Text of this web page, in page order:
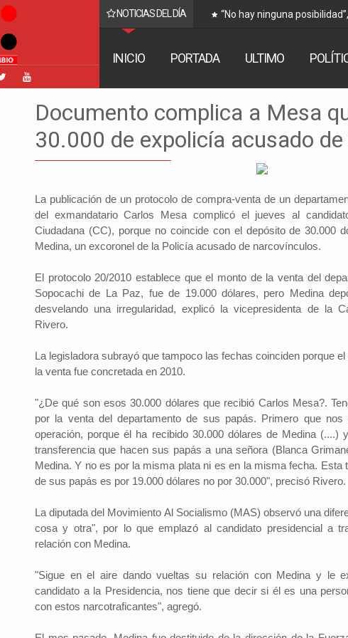
NOTICIAS DEL DÍA
Coaquira
“No hay ninguna
INICIO PORTADA ULTIMO
Documento complica a Mesa
30.000 de expolicía acusado
La publicación de un protocolo de compra-venta de un
del exmandatario Carlos Mesa complicó el jueves al
Ciudadana (CC), porque no coincide con el depósito de 30.000
Medina, un excoronel de la Policía acusado de narcovínculos.
El protocolo 20/2010 establece que el monto de la venta del
Sopocachi de La Paz, fue de 19.000 dólares, pero Medina
desvelando una irregularidad, explicó la vicepresidenta de la
Rivero.
La legisladora subrayó que tampoco las fechas coinciden porque
la venta fue concretada en 2010.
"¿De qué son esos 30.000 dólares que recibió Carlos Mesa?.
por la venta del departamento de sus papás. Primero que
operación, porque él ha recibido 30.000 dólares de Medina (....)
transferencia que hacen sus papás a una señora (Blanca
Medina. Y no es por la misma plata ni es en la misma fecha. Esta
de sus papás es por 19.000 dólares no por 30.000", precisó Rivero.
La diputada del Movimiento Al Socialismo (MAS) observó una
cosa y otra", por lo que emplazó al candidato presidencial a
relación con Medina.
"Sigue en el aire dando vueltas su relación con Medina y le
candidato a la Presidencia, nos tiene que decir si él es una
con estos narcotraficantes", agregó.